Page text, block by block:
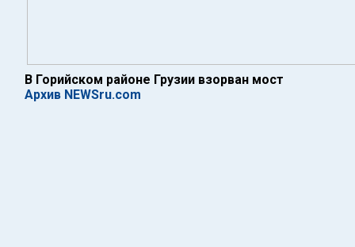
В Горийском районе Грузии взорван мост
Архив NEWSru.com